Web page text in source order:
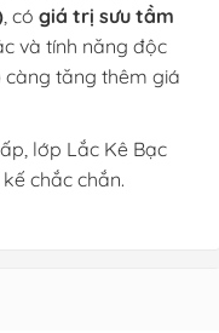
, có giá trị sưu tầm
và tính năng độc
càng tăng thêm giá
lớp Lắc Kê Bạc
chắc chắn.